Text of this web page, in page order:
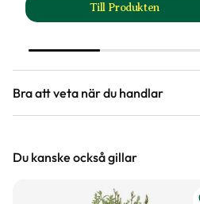
Till Produkten
till Kruka Tor
Bra att veta när du handlar
Vi försöker alltid ange
Du kanske också gillar